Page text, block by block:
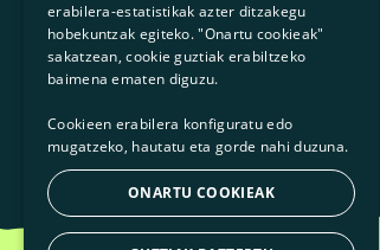
900 103 605
GL
BASQUE
erabilera-estatistikak azter ditzakegu
hobekuntzak egiteko. "Onartu cookieak"
sakatzean, cookie guztiak erabiltzeko
baimena ematen diguzu.
Cookieen erabilera konfiguratu edo
mugatzeko, hautatu eta gorde nahi duzuna.
ONARTU COOKIEAK